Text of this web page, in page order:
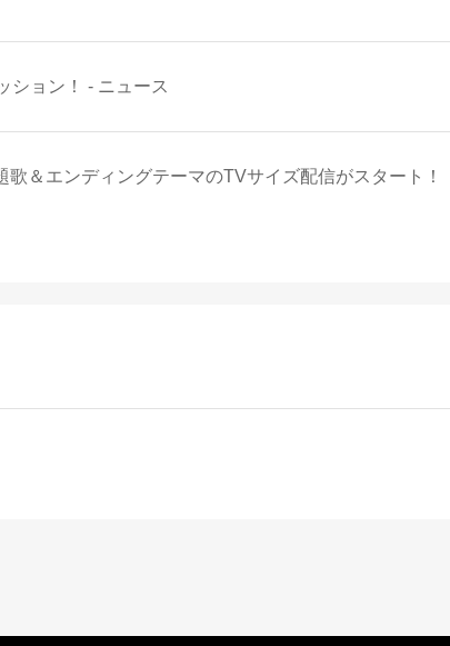
ション！ - ニュース
＆エンディングテーマのTVサイズ配信がスタート！